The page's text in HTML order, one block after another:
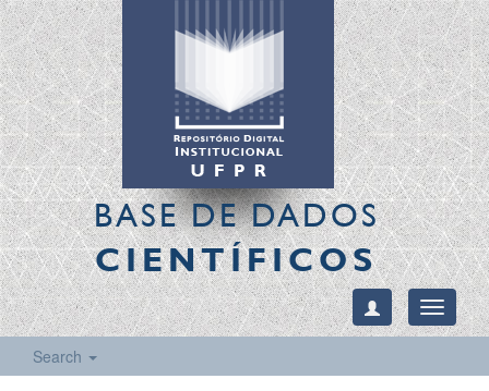
BASE DE DADOS
CIENTÍFICOS
Toggle
Search